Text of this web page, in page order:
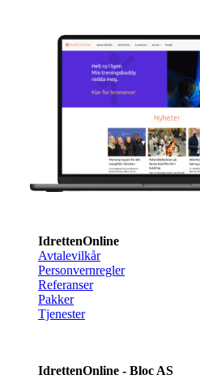
IdrettenOnline
Avtalevilkår
Personvernregler
Referanser
Pakker
Tjenester
IdrettenOnline - Bloc AS